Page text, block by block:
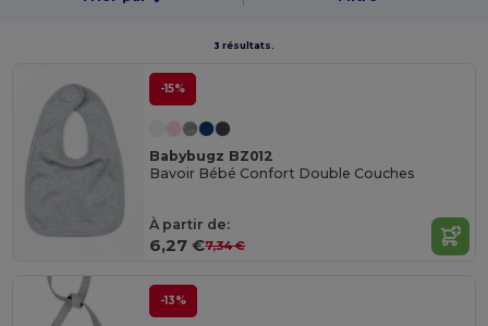
3 résultats.
-15%
Babybugz BZ012
Bavoir Bébé Confort Double Couches
À partir de:
6,27 €7,34 €
-13%